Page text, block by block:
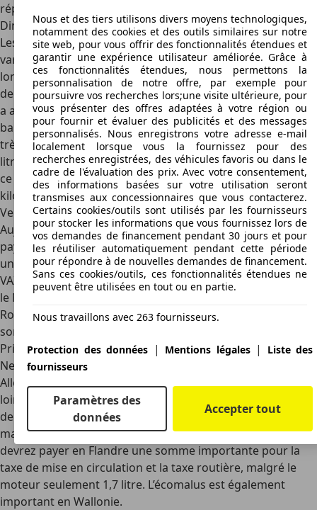
réparations.
Dimensions
Les dimensions des différentes "générations" du Niva
varient un peu, mais le modèle fait environ3,74 mètres de
long
, 1,68 mètre de large et 1,64 mètre de haut. Il dispose
de deux portes et quatre places (une version à cinq portes
a aussi été brièvement été proposée en Russie). Mais la
banquette arrière est très exiguë et le coffre est également
très petit : de 265 à 585 litres. Le réservoir d'essence de 42
litres n'offre pas non plus une grande autonomie. Et avec
ce véhicule, vous ne pourrez tracter que maximum 600
kilos.
Versions
Aujourd'hui, il existe deux types de Lada Niva dans son
pays : le Legend, cette ancienne version, et leNiva Travel,
un clone du Chevrolet Niva qui était connu sous le nom de
VAZ-2123 et qui date des années 1990. Jusqu'à récemment,
le Niva était encore disponible en Allemagne et au
Royaume-Uni, mais depuis la guerre en Ukraine, nous ne
sommes plus aussi friands de produits russes en Europe.
Prix du neuf et de l'occasion
Neuf, le Lada Niva coûtait à peine
Allemagne lorsqu'il y était encore livré, ce qui en faisait de
loin le tout-terrain le moins cher du marché. Dans sa
dernière version, le modèle est homologué Euro 6d Temp,
mais avec des émissions de CO2 de 226 grammes, vous
devrez payer en Flandre une somme importante pour la
taxe de mise en circulation et la taxe routière, malgré le
moteur seulement 1,7 litre. L’écomalus est également
important en Wallonie.
Nous et des tiers utilisons divers moyens technologiques,
notamment des cookies et des outils similaires sur notre
site web, pour vous offrir des fonctionnalités étendues et
garantir une expérience utilisateur améliorée. Grâce à
ces fonctionnalités étendues, nous permettons la
personnalisation de notre offre, par exemple pour
poursuivre vos recherches lors;une visite ultérieure, pour
vous présenter des offres adaptées à votre région ou
pour fournir et évaluer des publicités et des messages
personnalisés. Nous enregistrons votre adresse e-mail
localement lorsque vous la fournissez pour des
recherches enregistrées, des véhicules favoris ou dans le
cadre de l'évaluation des prix. Avec votre consentement,
des informations basées sur votre utilisation seront
transmises aux concessionnaires que vous contacterez.
Certains cookies/outils sont utilisés par les fournisseurs
pour stocker les informations que vous fournissez lors de
vos demandes de financement pendant 30 jours et pour
les réutiliser automatiquement pendant cette période
pour répondre à de nouvelles demandes de financement.
Sans ces cookies/outils, ces fonctionnalités étendues ne
peuvent être utilisées en tout ou en partie.
Nous travaillons avec 263 fournisseurs.
Protection des données | Mentions légales|
Liste des
fournisseurs
Paramètres des
données
Accepter tout